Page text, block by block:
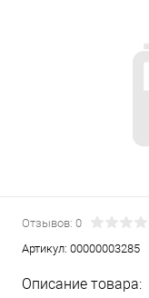
Отзывов: 0
Артикул: 00000003285
Описание товара: